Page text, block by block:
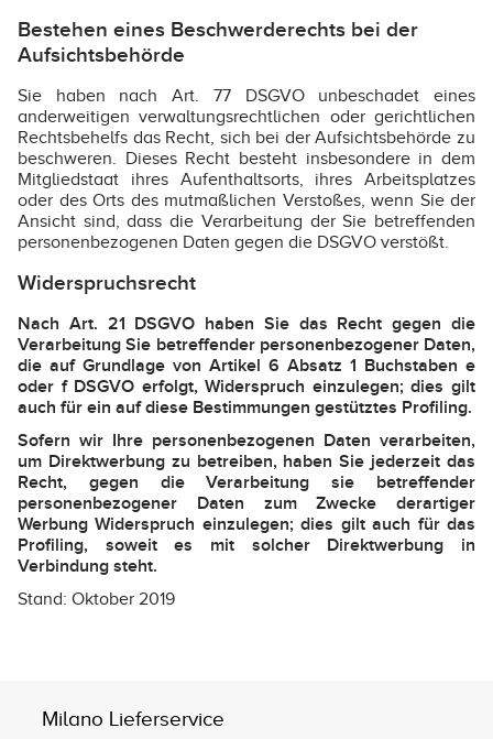
Bestehen eines Beschwerderechts bei der
Aufsichtsbehörde
Sie haben nach Art. 77 DSGVO unbeschadet eines
anderweitigen verwaltungsrechtlichen oder gerichtlichen
Rechtsbehelfs das Recht, sich bei der Aufsichtsbehörde zu
beschweren. Dieses Recht besteht insbesondere in dem
Mitgliedstaat ihres Aufenthaltsorts, ihres Arbeitsplatzes
oder des Orts des mutmaßlichen Verstoßes, wenn Sie der
Ansicht sind, dass die Verarbeitung der Sie betreffenden
personenbezogenen Daten gegen die DSGVO verstößt.
Widerspruchsrecht
Nach Art. 21 DSGVO haben Sie das Recht gegen die
Verarbeitung Sie betreffender personenbezogener Daten,
die auf Grundlage von Artikel 6 Absatz 1 Buchstaben e
oder f DSGVO erfolgt, Widerspruch einzulegen; dies gilt
auch für ein auf diese Bestimmungen gestütztes Profiling.
Sofern wir Ihre personenbezogenen Daten verarbeiten,
um Direktwerbung zu betreiben, haben Sie jederzeit das
Recht, gegen die Verarbeitung sie betreffender
personenbezogener Daten zum Zwecke derartiger
Werbung Widerspruch einzulegen; dies gilt auch für das
Profiling, soweit es mit solcher Direktwerbung in
Verbindung steht.
Stand: Oktober 2019
Milano Lieferservice